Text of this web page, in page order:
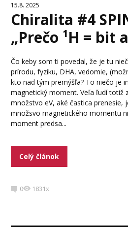
15.8. 2025
Chiralita #4
„Prečo ¹H = bit
Čo keby som ti povedal, že je tu
prírodu, fyziku, DHA, vedomie,
kto nad tým premýšľa? To niečo je
magnetický moment. Veľa ľudí totiž
množstvo eV, aké častica prenesie,
množsvo magnetického momentu
moment predsa...
Celý článok
0 1831x